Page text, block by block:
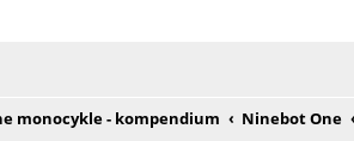
monocykle - kompendium Ninebot One